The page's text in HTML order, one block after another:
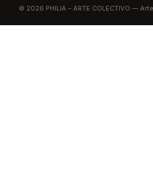
© 2026 PHILIA – ARTE COLECTIVO —